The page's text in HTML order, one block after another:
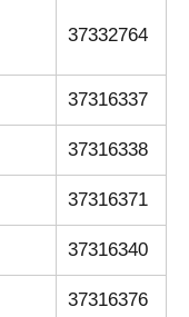
37332764
37316337
37316338
37316371
37316340
37316376